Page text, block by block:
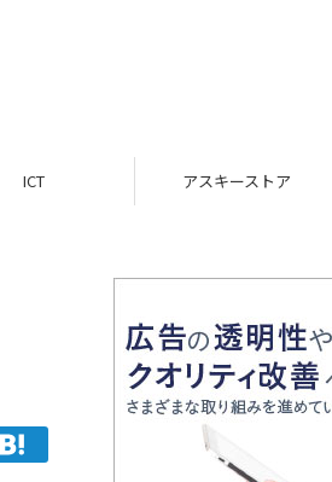
ICT アスキーストア